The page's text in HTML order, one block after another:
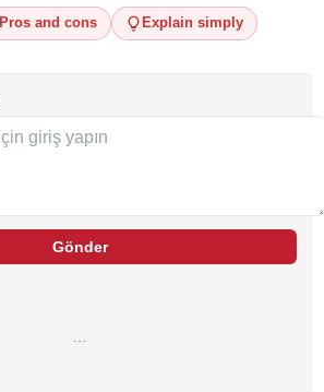
Pros and cons Explain simply
Gönder